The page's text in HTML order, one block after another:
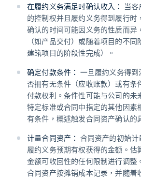
在履约义务满足时确认收入： 当
的控制权并且履约义务得到履行时
确认的时间可能因义务的性质而异
（如产品交付）或随着项目的不
建筑项目的阶段性完成）。
确定付款条件： 一旦履约义务得
否拥有无条件（应收账款）或有条
付款权利。条件性可能与公司的未
特定标准或合同中指定的其他因素
有条件，概述触发合同资产确认的
计量合同资产： 合同资产的初始
履约义务预期有权获得的金额。估
金额可收回性的任何限制进行调整
合同资产按摊销成本记录，并随着